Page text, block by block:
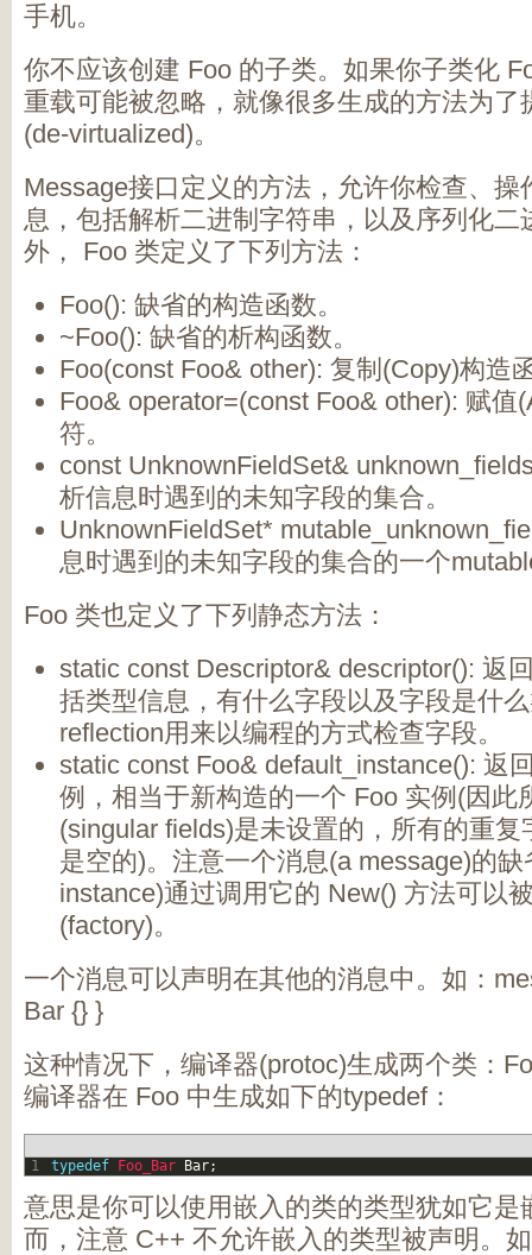
手机。
你不应该创建 Foo 的子类。如果你子类化
重载可能被忽略，就像很多生成的方法为了
(de-virtualized)。
Message接口定义的方法，允许你检查、操
息，包括解析二进制字符串，以及序列化二
外， Foo 类定义了下列方法：
Foo(): 缺省的构造函数。
~Foo(): 缺省的析构函数。
Foo(const Foo& other): 复制(Copy)构造
Foo& operator=(const Foo& other): 赋值
符。
const UnknownFieldSet&
析信息时遇到的未知字段的集合。
UnknownFieldSet*
息时遇到的未知字段的集合的一个
Foo 类也定义了下列静态方法：
static const Descriptor& descriptor(): 返
括类型信息，有什么字段以及字段是什
reflection用来以编程的方式检查字段。
static const Foo& default_instance(): 返
例，相当于新构造的一个 Foo 实例(因此
(singular fields)是未设置的，所有的重复
是空的)。注意一个消息(a message)的
instance)通过调用它的 New() 方法可以
(factory)。
一个消息可以声明在其他的消息中。如：
Bar {} }
这种情况下，编译器(protoc)生成两个类：
编译器在 Foo 中生成如下的typedef：
1 typedef Foo_Bar Bar;
意思是你可以使用嵌入的类的类型犹如它是
而，注意 C++ 不允许嵌入的类型被声明。